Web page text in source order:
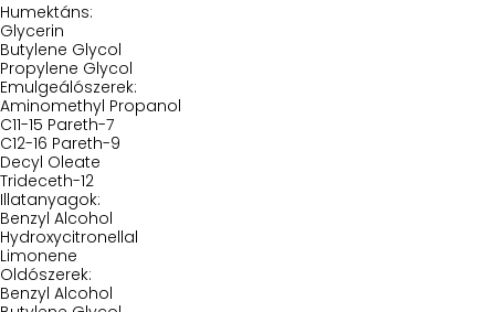
Humektáns:
Glycerin
Butylene Glycol
Propylene Glycol
Emulgeálószerek:
Aminomethyl Propanol
C11-15 Pareth-7
C12-16 Pareth-9
Decyl Oleate
Trideceth-12
Illatanyagok:
Benzyl Alcohol
Hydroxycitronellal
Limonene
Oldószerek:
Benzyl Alcohol